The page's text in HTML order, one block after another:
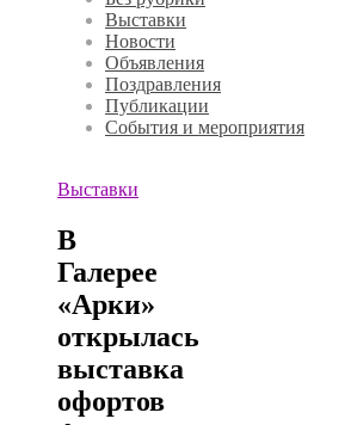
Выставки
Новости
Объявления
Поздравления
Публикации
События и мероприятия
Выставки
В
Галерее
«Арки»
открылась
выставка
офортов